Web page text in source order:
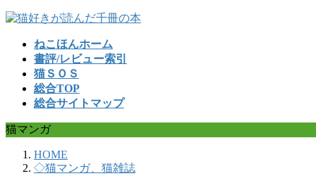
コ
キ
ッ
ナ
に
移
ねこほんホーム
書評/レビュー索引
猫ＳＯＳ
総合TOP
総合サイトマップ
猫マンガ
HOME
◇猫マンガ、猫雑誌